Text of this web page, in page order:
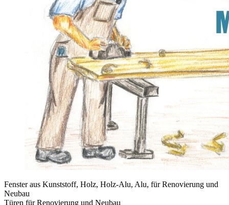
Fenster aus Kunststoff, Holz, Holz-Alu, Alu, für Renovierung und
Neubau
Türen für Renovierung und Neubau